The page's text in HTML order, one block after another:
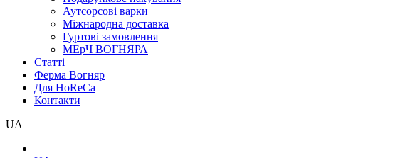
Аутсорсові варки
Міжнародна доставка
Гуртові замовлення
МЕрЧ ВОГНЯРА
Cтатті
Ферма Вогняр
Для HoReCa
Контакти
UA